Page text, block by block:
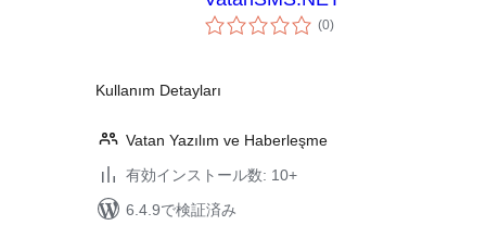
(0個
の)
Kullanım Detayları
Vatan Yazılım ve Haberleşme
有効インストール数: 10+
6.4.9で検証済み